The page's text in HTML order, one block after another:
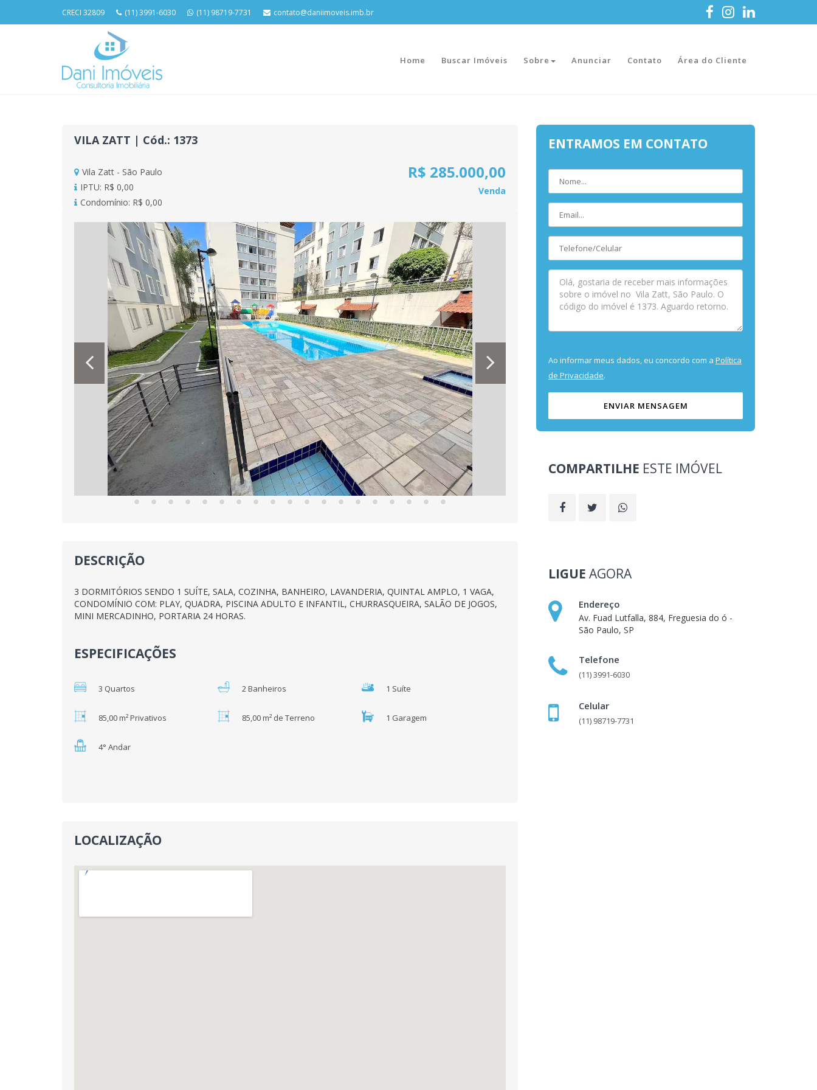
CRECI 32809 (11) 3991-6030 (11) 98719-7731 contato@daniimoveis.imb.br
Home Buscar Imóveis Sobre Anunciar Contato Área do Cliente
VILA ZATT | Cód.: 1373
Vila Zatt - São Paulo
IPTU: R$ 0,00
Condomínio: R$ 0,00
R$ 285.000,00
Venda
Previous
DESCRIÇÃO
3 DORMITÓRIOS SENDO 1 SUÍTE, SALA, COZINHA, BANHEIRO, LAVANDERIA, QUINTAL AMPLO, 1 VAGA,
CONDOMÍNIO COM: PLAY, QUADRA, PISCINA ADULTO E INFANTIL, CHURRASQUEIRA, SALÃO DE JOGOS,
MINI MERCADINHO, PORTARIA 24 HORAS.
ESPECIFICAÇÕES
3 Quartos 2 Banheiros 1 Suíte
85,00 m² Privativos 85,00 m² de Terreno 1 Garagem
4° Andar
LOCALIZAÇÃO
ENTRAMOS EM CONTATO
Ao informar meus dados, eu concordo com a Política
de Privacidade.
ENVIAR MENSAGEM
COMPARTILHE ESTE IMÓVEL
LIGUE AGORA
Endereço
Av. Fuad Lutfalla, 884, Freguesia do ó -
São Paulo, SP
Telefone
(11) 3991-6030
Celular
(11) 98719-7731